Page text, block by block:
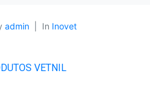
admin In Inovet
VETNIL